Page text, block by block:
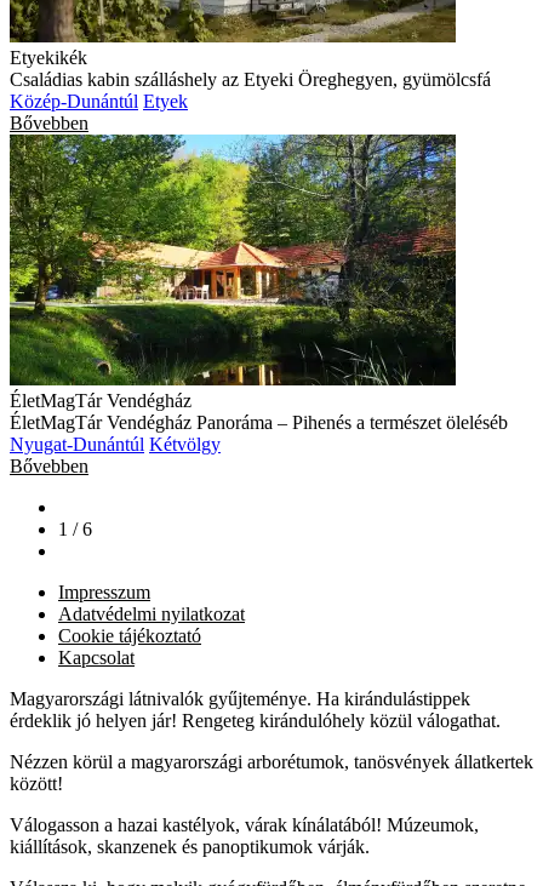
Etyekikék
Családias kabin szálláshely az Etyeki Öreghegyen, gyümölcsfá
Közép-Dunántúl Etyek
Bővebben
ÉletMagTár Vendégház
ÉletMagTár Vendégház Panoráma – Pihenés a természet öleléséb
Nyugat-Dunántúl Kétvölgy
Bővebben
1 / 6
Impresszum
Adatvédelmi nyilatkozat
Cookie tájékoztató
Kapcsolat
Magyarországi látnivalók gyűjteménye. Ha kirándulástippek
érdeklik jó helyen jár! Rengeteg kirándulóhely közül válogathat.
Nézzen körül a magyarországi arborétumok, tanösvények állatkertek
között!
Válogasson a hazai kastélyok, várak kínálatából! Múzeumok,
kiállítások, skanzenek és panoptikumok várják.